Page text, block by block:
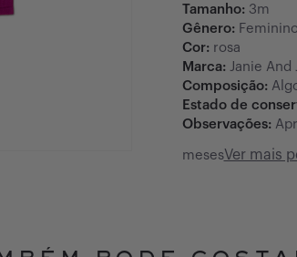
Tamanho: 3m
Gênero: Feminino
Cor: rosa
Marca: Janie And
Composição:
Estado de
Observações:
mesesVer mais